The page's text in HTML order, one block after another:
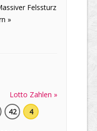
Felssturz
»
Lotto Zahlen »
42 4